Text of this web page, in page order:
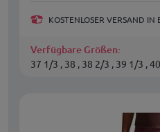
KOSTENLOSER VERSAND
Verfügbare Größen:
37 1/3 , 38 , 38 2/3 , 39 1/3 , 40